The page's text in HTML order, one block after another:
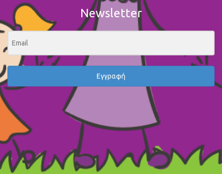
Newsletter
Εγγραφή